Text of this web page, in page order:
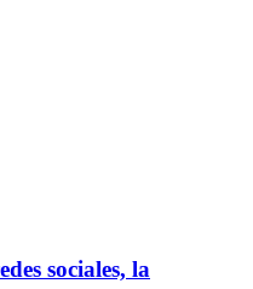
sociales, la